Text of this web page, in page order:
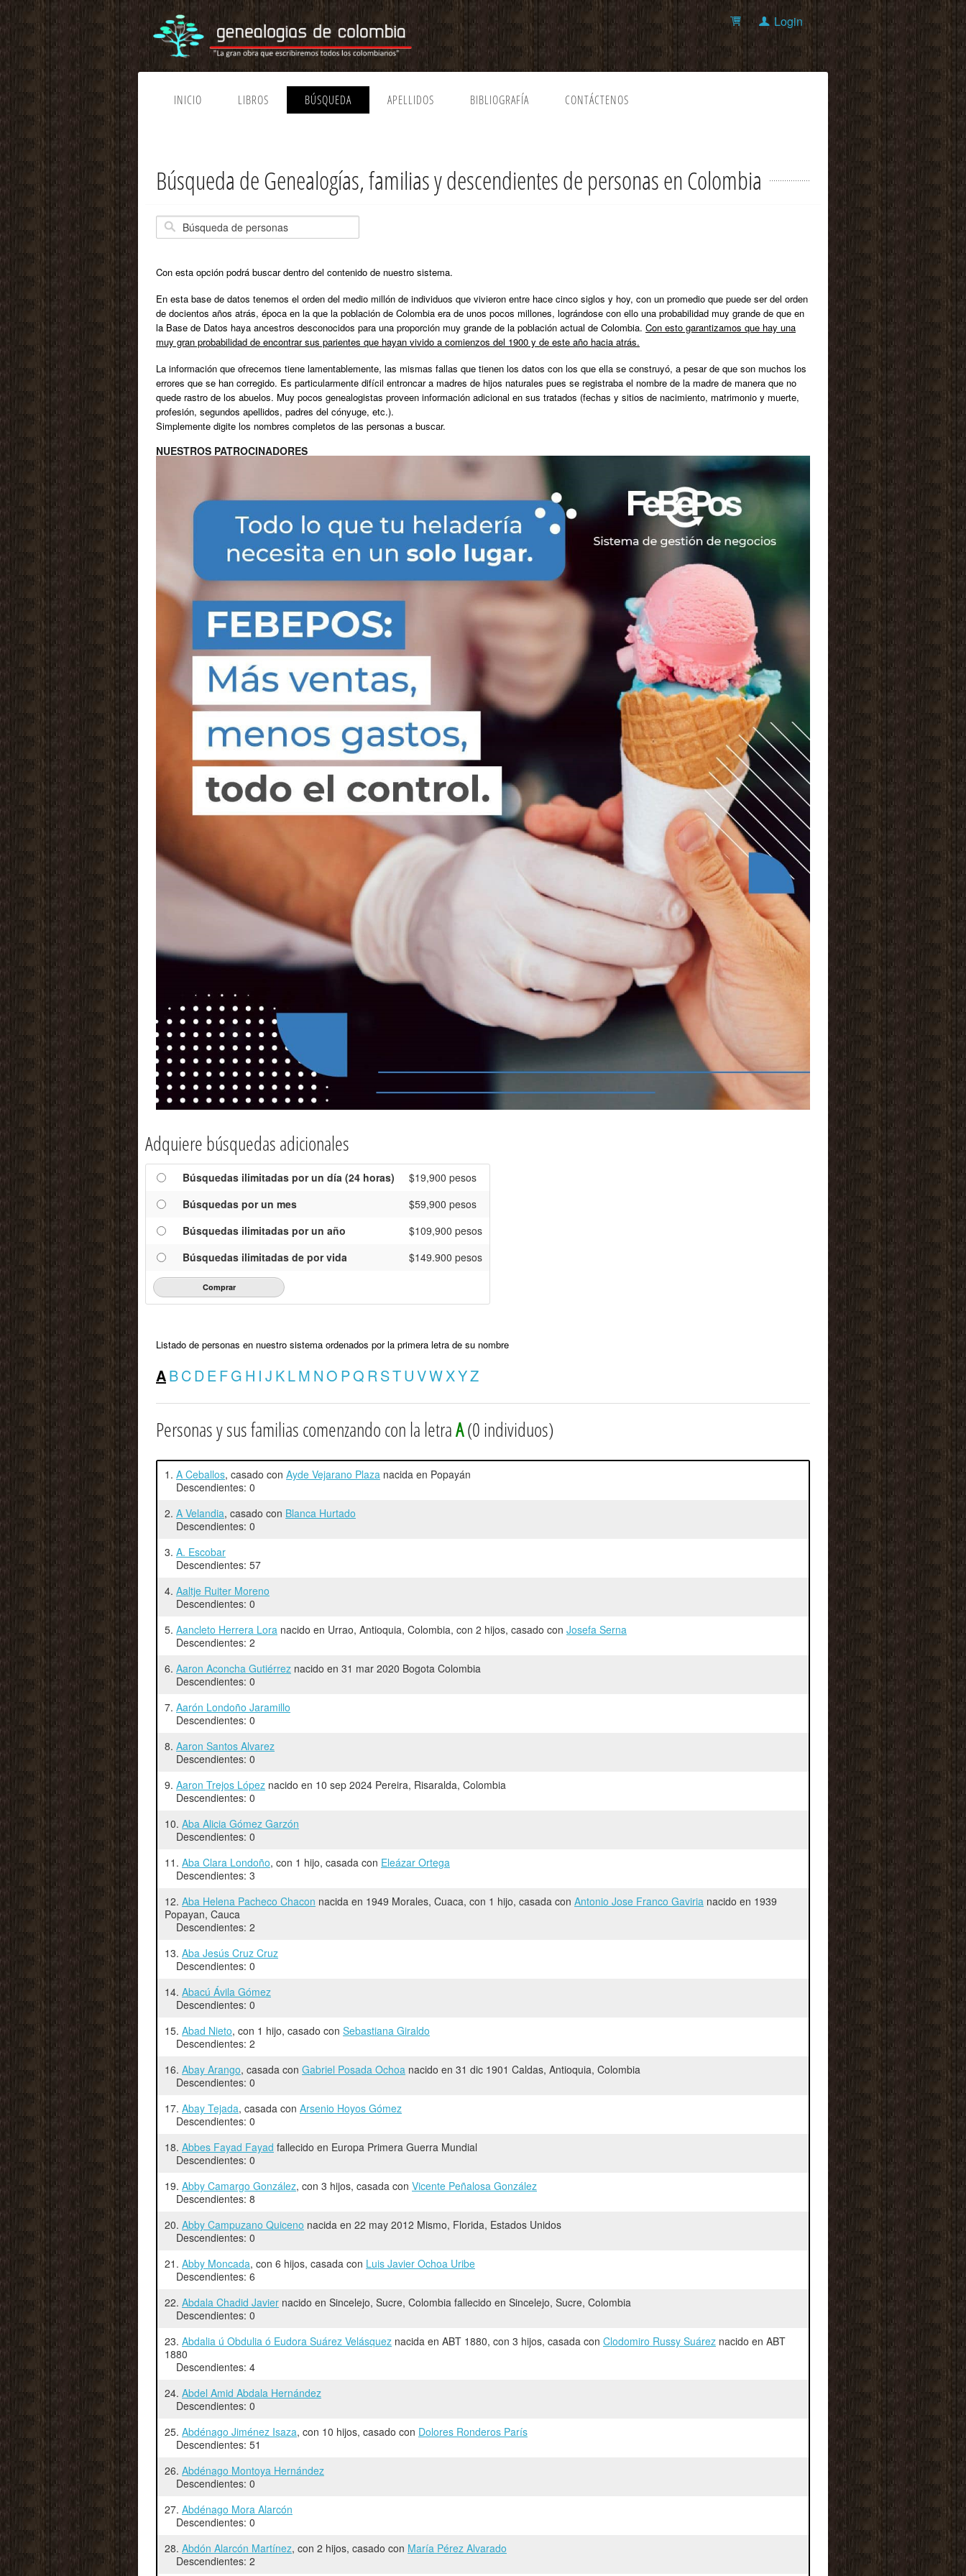
Login
INICIO LIBROS BÚSQUEDA APELLIDOS BIBLIOGRAFÍA CONTÁCTENOS
Búsqueda de Genealogías, familias y descendientes de personas en Colombia
Con esta opción podrá buscar dentro del contenido de nuestro sistema.
En esta base de datos tenemos el orden del medio millón de individuos que vivieron entre hace cinco siglos y hoy, con un promedio que puede ser del orden
de docientos años atrás, época en la que la población de Colombia era de unos pocos millones, lográndose con ello una probabilidad muy grande de que en
la Base de Datos haya ancestros desconocidos para una proporción muy grande de la población actual de Colombia. Con esto garantizamos que hay una
muy gran probabilidad de encontrar sus parientes que hayan vivido a comienzos del 1900 y de este año hacia atrás.
La información que ofrecemos tiene lamentablemente, las mismas fallas que tienen los datos con los que ella se construyó, a pesar de que son muchos los
errores que se han corregido. Es particularmente difícil entroncar a madres de hijos naturales pues se registraba el nombre de la madre de manera que no
quede rastro de los abuelos. Muy pocos genealogistas proveen información adicional en sus tratados (fechas y sitios de nacimiento, matrimonio y muerte,
profesión, segundos apellidos, padres del cónyuge, etc.).
Simplemente digite los nombres completos de las personas a buscar.
NUESTROS PATROCINADORES
Adquiere búsquedas adicionales
Búsquedas ilimitadas por un día (24 horas)
$19,900 pesos
Búsquedas por un mes
$59,900 pesos
Búsquedas ilimitadas por un año
$109,900 pesos
Búsquedas ilimitadas de por vida
$149.900 pesos
Listado de personas en nuestro sistema ordenados por la primera letra de su nombre
ABCDEFG H I J KLM NO PQ R STUVWXYZ
Personas y sus familias comenzando con la letraA(0 individuos)
1. A Ceballos, casado con Ayde Vejarano Plaza nacida en Popayán
Descendientes: 0
2. A Velandia, casado con Blanca Hurtado
Descendientes: 0
3. A. Escobar
Descendientes: 57
4. Aaltje Ruiter Moreno
Descendientes: 0
5. Aancleto Herrera Lora nacido en Urrao, Antioquia, Colombia, con 2 hijos, casado con Josefa Serna
Descendientes: 2
6. Aaron Aconcha Gutiérrez nacido en 31 mar 2020 Bogota Colombia
Descendientes: 0
7. Aarón Londoño Jaramillo
Descendientes: 0
8. Aaron Santos Alvarez
Descendientes: 0
9. Aaron Trejos López nacido en 10 sep 2024 Pereira, Risaralda, Colombia
Descendientes: 0
10. Aba Alicia Gómez Garzón
Descendientes: 0
11. Aba Clara Londoño, con 1 hijo, casada con Eleázar Ortega
Descendientes: 3
12. Aba Helena Pacheco Chacon nacida en 1949 Morales, Cuaca, con 1 hijo, casada con Antonio Jose Franco Gaviria nacido en 1939
Popayan, Cauca
Descendientes: 2
13. Aba Jesús Cruz Cruz
Descendientes: 0
14. Abacú Ávila Gómez
Descendientes: 0
15. Abad Nieto, con 1 hijo, casado con Sebastiana Giraldo
Descendientes: 2
16. Abay Arango, casada con Gabriel Posada Ochoa nacido en 31 dic 1901 Caldas, Antioquia, Colombia
Descendientes: 0
17. Abay Tejada, casada con Arsenio Hoyos Gómez
Descendientes: 0
18. Abbes Fayad Fayad fallecido en Europa Primera Guerra Mundial
Descendientes: 0
19. Abby Camargo González, con 3 hijos, casada con Vicente Peñalosa González
Descendientes: 8
20. Abby Campuzano Quiceno nacida en 22 may 2012 Mismo, Florida, Estados Unidos
Descendientes: 0
21. Abby Moncada, con 6 hijos, casada con Luis Javier Ochoa Uribe
Descendientes: 6
22. Abdala Chadid Javier nacido en Sincelejo, Sucre, Colombia fallecido en Sincelejo, Sucre, Colombia
Descendientes: 0
23. Abdalia ú Obdulia ó Eudora Suárez Velásquez nacida en ABT 1880, con 3 hijos, casada con Clodomiro Russy Suárez nacido en ABT
1880
Descendientes: 4
24. Abdel Amid Abdala Hernández
Descendientes: 0
25. Abdénago Jiménez Isaza, con 10 hijos, casado con Dolores Ronderos París
Descendientes: 51
26. Abdénago Montoya Hernández
Descendientes: 0
27. Abdénago Mora Alarcón
Descendientes: 0
28. Abdón Alarcón Martínez, con 2 hijos, casado con María Pérez Alvarado
Descendientes: 2